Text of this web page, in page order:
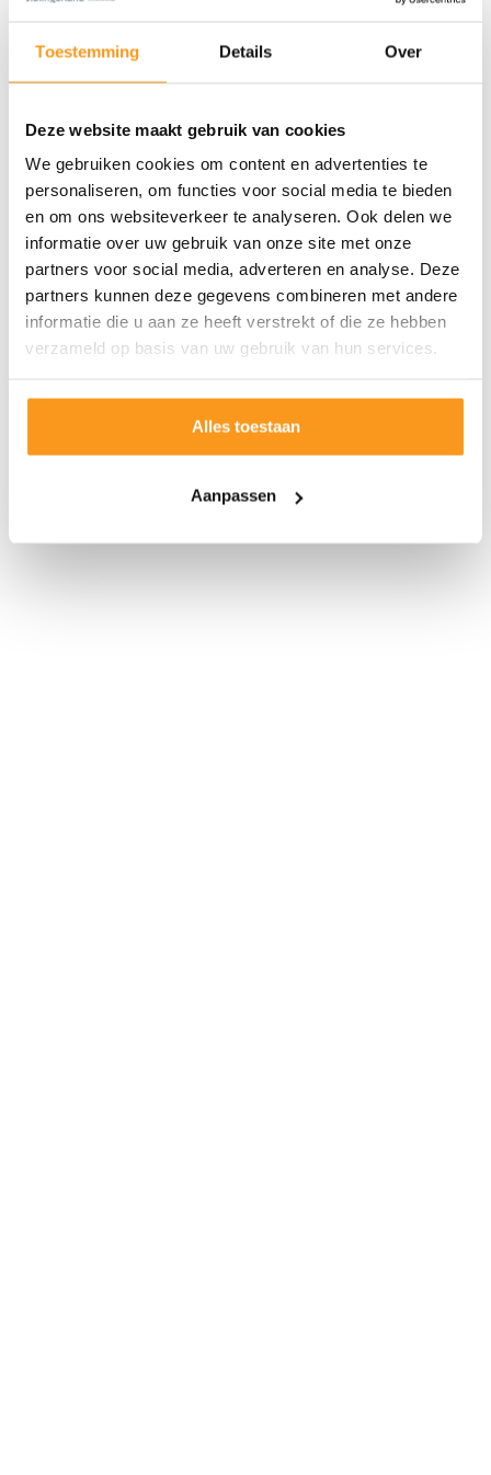
Toestemming Details Over
Deze website maakt gebruik van cookies
We gebruiken cookies om content en advertenties te
personaliseren, om functies voor social media te bieden
en om ons websiteverkeer te analyseren. Ook delen we
informatie over uw gebruik van onze site met onze
partners voor social media, adverteren en analyse. Deze
partners kunnen deze gegevens combineren met andere
informatie die u aan ze heeft verstrekt of die ze hebben
verzameld op basis van uw gebruik van hun services.
Alles toestaan
Aanpassen